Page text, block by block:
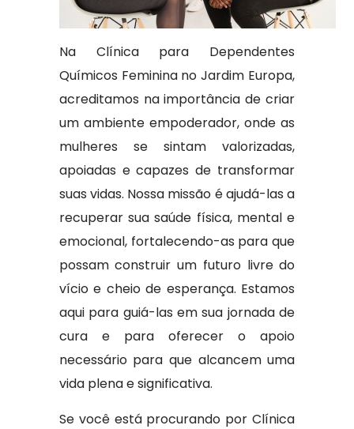
Na Clínica para Dependentes
Químicos Feminina no Jardim Europa,
acreditamos na importância de criar
um ambiente empoderador, onde as
mulheres se sintam valorizadas,
apoiadas e capazes de transformar
suas vidas. Nossa missão é ajudá-las a
recuperar sua saúde física, mental e
emocional, fortalecendo-as para que
possam construir um futuro livre do
vício e cheio de esperança. Estamos
aqui para guiá-las em sua jornada de
cura e para oferecer o apoio
necessário para que alcancem uma
vida plena e significativa.
Se você está procurando por Clínica